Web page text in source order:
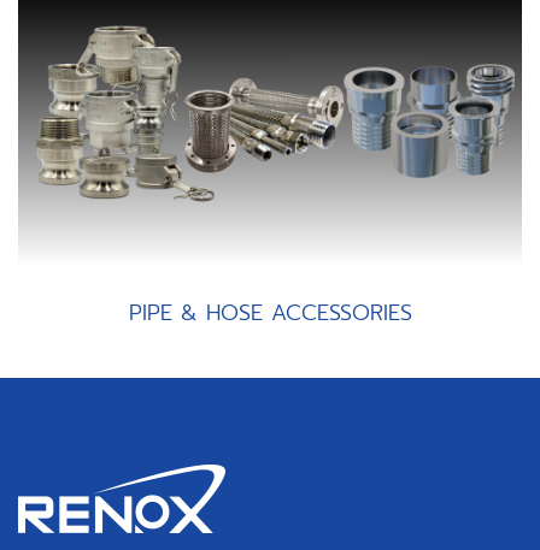
PIPE & HOSE ACCESSORIES